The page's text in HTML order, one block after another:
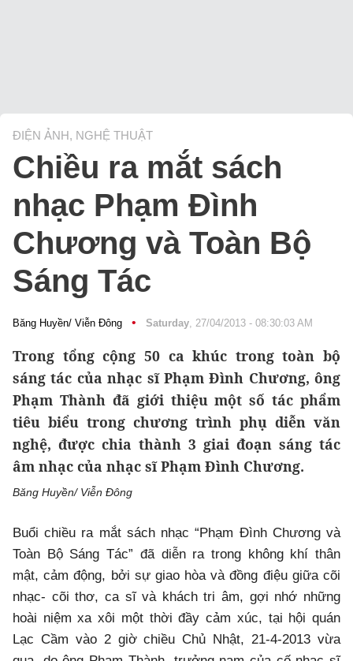
ĐIỆN ẢNH, NGHỆ THUẬT
Chiều ra mắt sách
nhạc Phạm Đình
Chương và Toàn Bộ
Sáng Tác
Băng Huyền/ Viễn Đông • Saturday, 27/04/2013 - 08:30:03 AM
Trong tổng cộng 50 ca khúc trong toàn bộ
sáng tác của nhạc sĩ Phạm Đình Chương, ông
Phạm Thành đã giới thiệu một số tác phẩm
tiêu biểu trong chương trình phụ diễn văn
nghệ, được chia thành 3 giai đoạn sáng tác
âm nhạc của nhạc sĩ Phạm Đình Chương.
Băng Huyền/ Viễn Đông
Buổi chiều ra mắt sách nhạc “Phạm Đình Chương và
Toàn Bộ Sáng Tác” đã diễn ra trong không khí thân
mật, cảm động, bởi sự giao hòa và đồng điệu giữa cõi
nhạc- cõi thơ, ca sĩ và khách tri âm, gợi nhớ những
hoài niệm xa xôi một thời đầy cảm xúc, tại hội quán
Lạc Cầm vào 2 giờ chiều Chủ Nhật, 21-4-2013 vừa